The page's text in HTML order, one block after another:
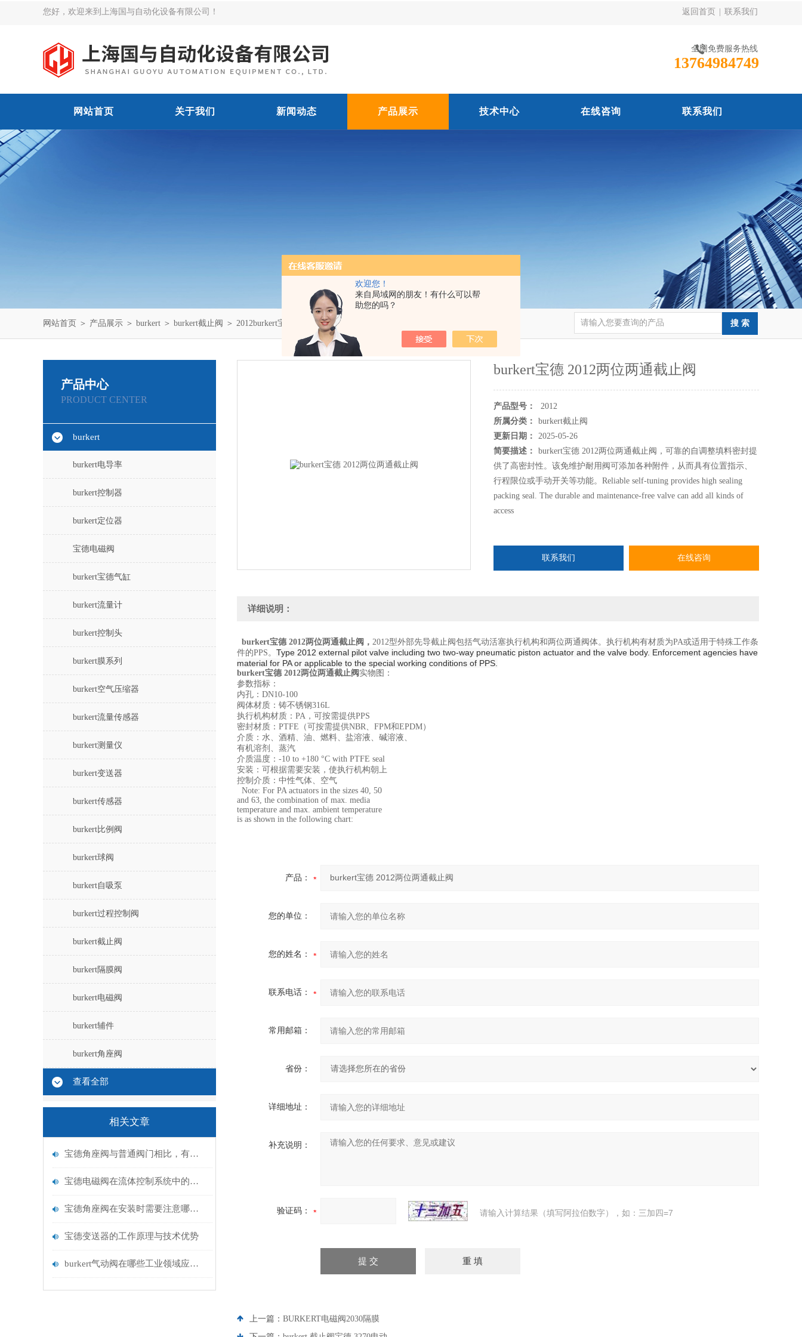
欢迎您！
来自局域网的朋友！有什么可以帮
助您的吗？
您好，欢迎来到上海国与自动化设备有限公司！ 返回首页 联系我们
全国免费服务热线
13764984749
网站首页 关于我们 新闻动态 产品展示 技术中心 在线咨询 联系我们
网站首页 ＞ 产品展示 ＞ burkert ＞ burkert截止阀 ＞ 2012burkert宝德 2012两位两通截止阀
产品中心
PRODUCT CENTER
burkert
burkert电导率
burkert控制器
burkert定位器
宝德电磁阀
burkert宝德气缸
burkert流量计
burkert控制头
burkert膜系列
burkert空气压缩器
burkert流量传感器
burkert测量仪
burkert变送器
burkert传感器
burkert比例阀
burkert球阀
burkert自吸泵
burkert过程控制阀
burkert截止阀
burkert隔膜阀
burkert电磁阀
burkert辅件
burkert角座阀
查看全部
相关文章
宝德角座阀与普通阀门相比，有何优势？
宝德电磁阀在流体控制系统中的应用
宝德角座阀在安装时需要注意哪些事项？
宝德变送器的工作原理与技术优势
burkert气动阀在哪些工业领域应用广泛？
burkert宝德 2012两位两通截止阀
产品型号：
2012
所属分类：
burkert截止阀
更新日期：
2025-05-26
简要描述：
burkert宝德 2012两位两通截止阀，可靠的自调整填料密封提
供了高密封性。该免维护耐用阀可添加各种附件，从而具有位置指示、
行程限位或手动开关等功能。Reliable self-tuning provides high sealing
packing seal. The durable and maintenance-free valve can add all kinds of
access
联系我们 在线咨询
详细说明：
burkert宝德 2012两位两通截止阀， 2012型外部先导截止阀包括气动活塞执行机构和两位两通阀体。执行机构有材质为PA或适用于特殊工作条
件的PPS。 Type 2012 external pilot valve including two two-way pneumatic piston actuator and the valve body. Enforcement agencies have
material for PA or applicable to the special working conditions of PPS.
burkert宝德 2012两位两通截止阀 实物图：
参数指标：
内孔：DN10-100
阀体材质：铸不锈钢316L
执行机构材质：PA，可按需提供PPS
密封材质：PTFE（可按需提供NBR、FPM和EPDM）
介质：水、酒精、油、燃料、盐溶液、碱溶液、
有机溶剂、蒸汽
介质温度：-10 to +180 °C with PTFE seal
安装：可根据需要安装，使执行机构朝上
控制介质：中性气体、空气
Note: For PA actuators in the sizes 40, 50
and 63, the combination of max. media
temperature and max. ambient temperature
is as shown in the following chart:
产品：
您的单位：
您的姓名：
联系电话：
常用邮箱：
省份：
详细地址：
补充说明：
验证码： 请输入计算结果（填写阿拉伯数字），如：三加四=7
上一篇： BURKERT电磁阀2030隔膜